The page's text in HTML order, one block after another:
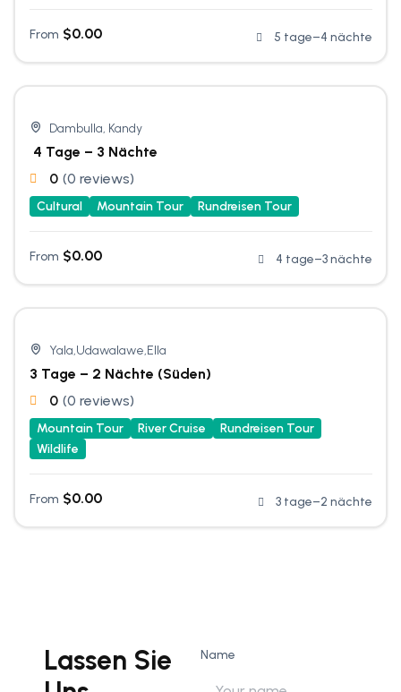
From $0.00 5 tage–4 nächte
Dambulla, Kandy
4 Tage – 3 Nächte
0 (0 reviews)
Cultural Mountain Tour Rundreisen Tour
From $0.00 4 tage–3 nächte
Yala,Udawalawe,Ella
3 Tage – 2 Nächte (Süden)
0 (0 reviews)
Mountain Tour River Cruise
Rundreisen Tour
Wildlife
From $0.00 3 tage–2 nächte
Lassen Sie
Name